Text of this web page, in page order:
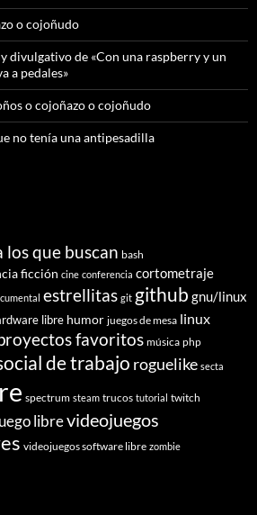
o cojoñudo
divulgativo de «Con una raspberry y un
a pedales»
o cojoñazo o cojoñudo
no tenía una antipesadilla
los que buscan bash
ficción cine conferencia cortometraje
estrellitas git github gnu/linux
libre humor juegos de mesa linux
favoritos música php
de trabajo roguelike secta
spectrum steam trucos tutorial twitch
librevideojuegos
videojuegos software libre zombie